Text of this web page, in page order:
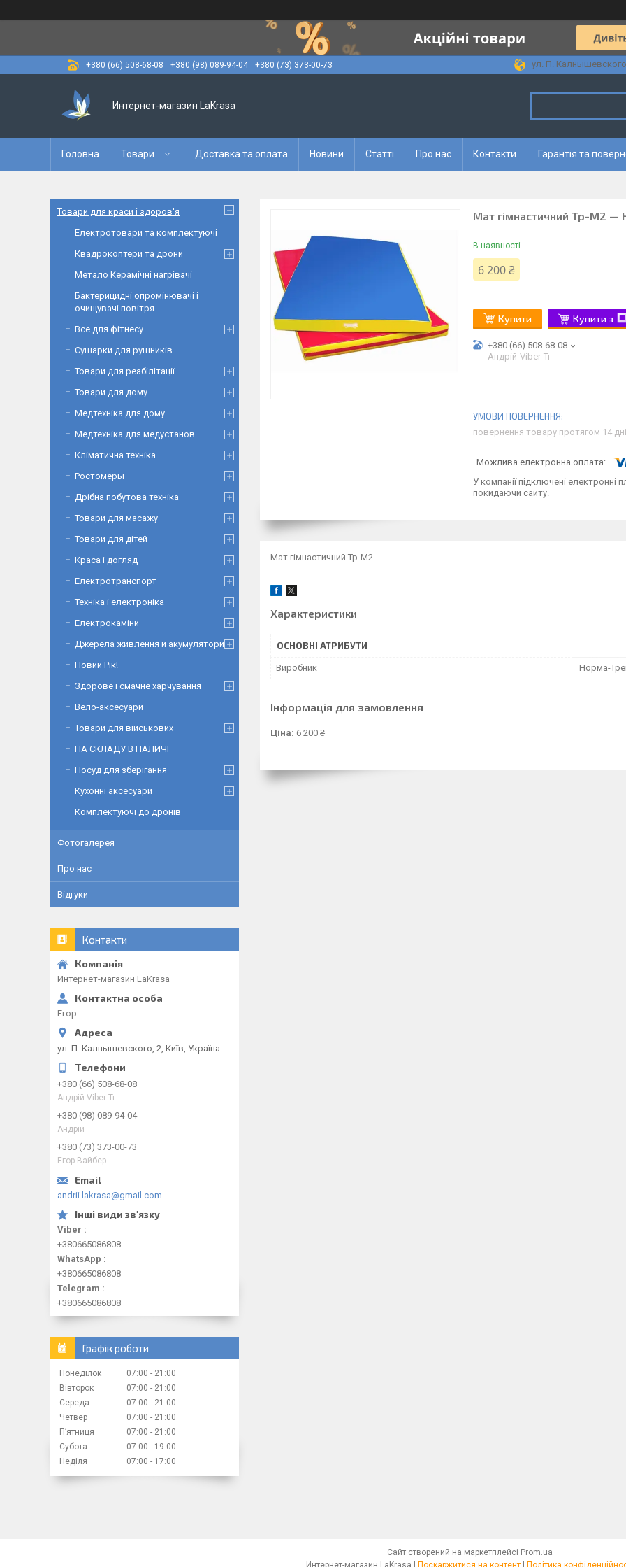
+380 (66) 508-68-08 +380 (98) 089-94-04 +380 (73) 373-00-73 ул. П.
Интернет-магазин LaKrasa
Головна Товари Доставка та оплата Новини Статті Про нас Контакти Гарантія та
Мат гімнастичний Тр-М2 —
В наявності
6 200 ₴
Купити Купити з
+380 (66) 508-68-08
Андрій-Viber-Тг
повернення товару протягом 14
У компанії підключені електронні
покидаючи сайту.
Мат гімнастичний Тр-М2
Характеристики
ОСНОВНІ АТРИБУТИ
Виробник Норма-
Інформація для замовлення
Ціна: 6 200 ₴
Товари для краси і здоров'я
Електротовари та комплектуючі
Квадрокоптери та дрони
Метало Керамічні нагрівачі
Бактерицидні опромінювачі і
очищувачі повітря
Все для фітнесу
Сушарки для рушників
Товари для реабілітації
Товари для дому
Медтехніка для дому
Медтехніка для медустанов
Кліматична техніка
Ростомеры
Дрібна побутова техніка
Товари для масажу
Товари для дітей
Краса і догляд
Електротранспорт
Техніка і електроніка
Електрокаміни
Джерела живлення й акумулятори
Новий Рік!
Здорове і смачне харчування
Вело-аксесуари
Товари для військових
НА СКЛАДУ В НАЛИЧІ
Посуд для зберігання
Кухонні аксесуари
Комплектуючі до дронів
Фотогалерея
Про нас
Відгуки
Контакти
Интернет-магазин LaKrasa
Егор
ул. П. Калнышевского, 2, Київ, Україна
+380 (66) 508-68-08
Андрій-Viber-Тг
+380 (98) 089-94-04
Андрій
+380 (73) 373-00-73
Егор-Вайбер
andrii.lakrasa@gmail.com
Viber
+380665086808
WhatsApp
+380665086808
Telegram
+380665086808
Графік роботи
Понеділок 07:00
21:00
Вівторок
07:00
21:00
Середа
07:00
21:00
Четвер
07:00
21:00
Пʼятниця
07:00
21:00
Субота
07:00
19:00
Неділя
07:00 17:00
Сайт створений на маркетплейсі Prom.ua
Интернет-магазин LaKrasa | Поскаржитися на контент | Політика